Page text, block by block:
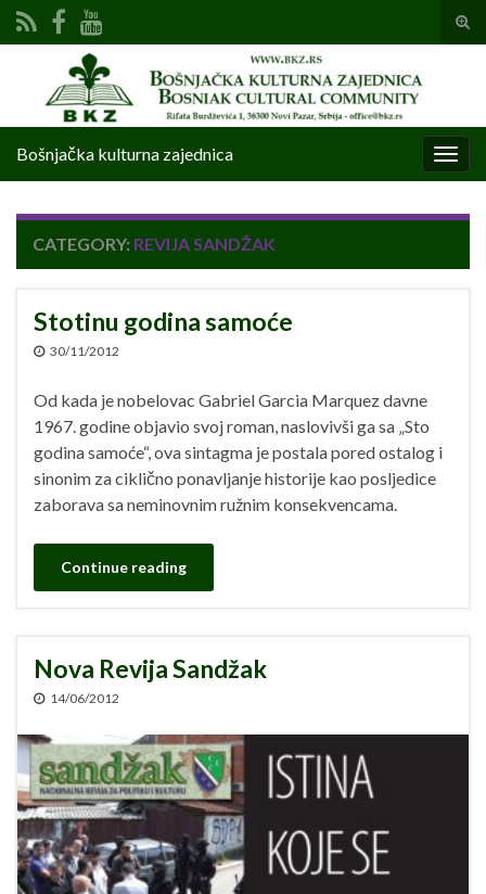
Bošnjačka kulturna zajednica
CATEGORY: REVIJA SANDŽAK
Stotinu godina samoće
30/11/2012
Od kada je nobelovac Gabriel Garcia Marquez davne
1967. godine objavio svoj roman, naslovivši ga sa „Sto
godina samoće“, ova sintagma je postala pored ostalog i
sinonim za ciklično ponavljanje historije kao posljedice
zaborava sa neminovnim ružnim konsekvencama.
Continue reading
Nova Revija Sandžak
14/06/2012